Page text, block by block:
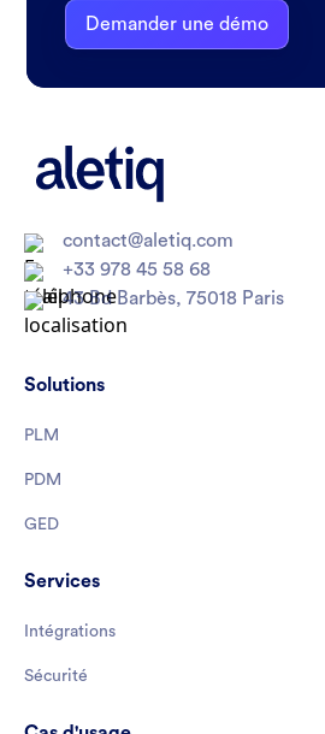
Demander une démo
contact@aletiq.com
+33 978 45 58 68
43 Bd Barbès, 75018 Paris
Solutions
PLM
PDM
GED
Services
Intégrations
Sécurité